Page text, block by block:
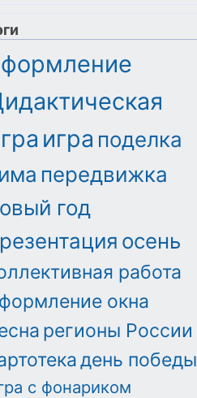
игра поделка
передвижка
год
осень
работа
окна
регионы России
день победы
с фонариком